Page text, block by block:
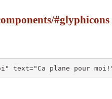
#glyphicons